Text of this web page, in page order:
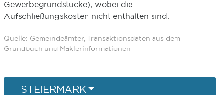
Gewerbegrundstücke), wobei die
Aufschließungskosten nicht enthalten sind.
Quelle: Gemeindeämter, Transaktionsdaten aus dem
Grundbuch und Maklerinformationen
STEIERMARK